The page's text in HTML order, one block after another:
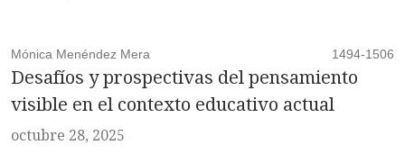
Mónica Menéndez Mera 1494-1506
Desafíos y prospectivas del pensamiento
visible en el contexto educativo actual
octubre 28, 2025